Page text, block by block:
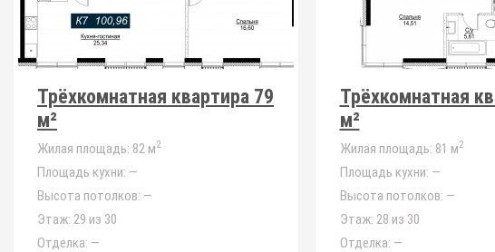
Трёхкомнатная квартира 79
м²
Жилая площадь: 82 м2
Площадь кухни: —
Высота потолков: —
Этаж: 29 из 30
Отделка: —
Трёхкомнатная
м²
Жилая площадь: 81 м2
Площадь кухни: —
Высота потолков: —
Этаж: 28 из 30
Отделка: —